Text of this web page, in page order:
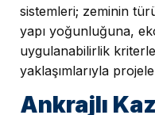
sistemleri; zeminin
yapı yoğunluğuna,
uygulanabilirlik
yaklaşımlarıyla
Ankrajlı